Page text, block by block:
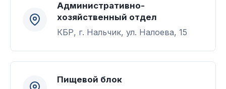
Административно-
хозяйственный отдел
КБР, г. Нальчик, ул. Налоева, 15
Пищевой блок